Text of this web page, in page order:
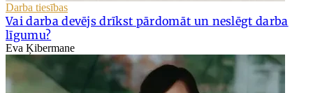
Darba tiesības
Vai darba devējs drīkst pārdomāt un neslēgt darba
līgumu?
Eva Ķibermane